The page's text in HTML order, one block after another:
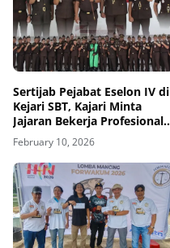
Sertijab Pejabat Eselon IV di
Kejari SBT, Kajari Minta
Jajaran Bekerja Profesional
dan Berintegritas
February 10, 2026